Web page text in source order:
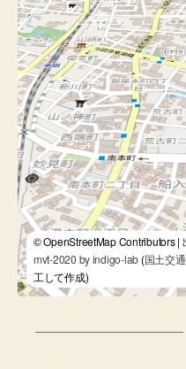
© OpenStreetMap Contributors |
mvt-2020 by indigo-lab (国土交
工して作成)